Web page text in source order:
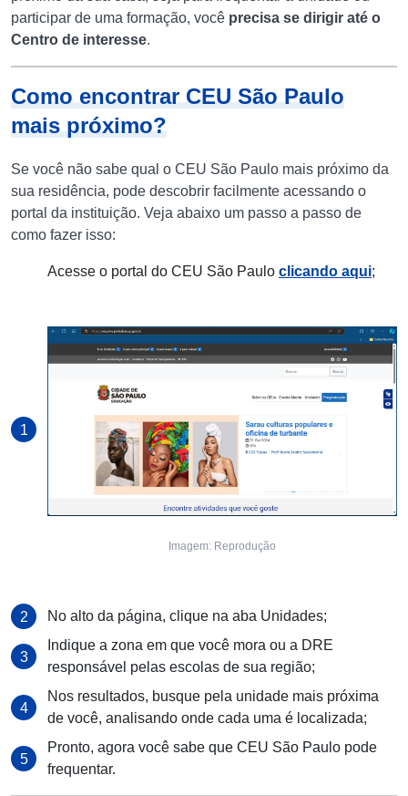
participar de uma formação, você precisa se dirigir até o
Centro de interesse.
Como encontrar CEU São Paulo
mais próximo?
Se você não sabe qual o CEU São Paulo mais próximo da
sua residência, pode descobrir facilmente acessando o
portal da instituição. Veja abaixo um passo a passo de
como fazer isso:
Acesse o portal do CEU São Paulo clicando aqui;
Imagem: Reprodução
No alto da página, clique na aba Unidades;
Indique a zona em que você mora ou a DRE
responsável pelas escolas de sua região;
Nos resultados, busque pela unidade mais próxima
de você, analisando onde cada uma é localizada;
Pronto, agora você sabe que CEU São Paulo pode
frequentar.